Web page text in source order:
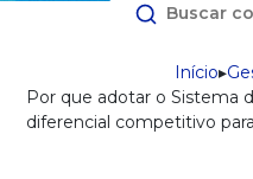
Início▸
Por que adotar o Sistema
diferencial competitivo